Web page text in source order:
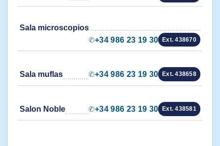
Sala microscopios
✆+34 986 23 19 30 Ext. 438670
Sala muflas ✆+34 986 23 19 30 Ext. 438658
Salon Noble ✆+34 986 23 19 30 Ext. 438581